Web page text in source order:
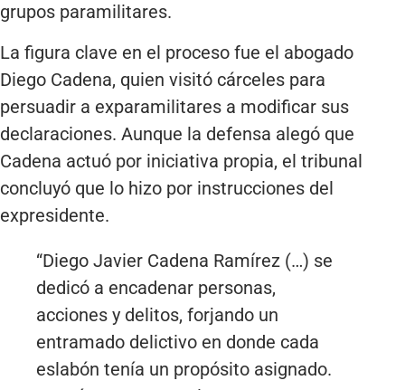
grupos paramilitares.
La figura clave en el proceso fue el abogado
Diego Cadena, quien visitó cárceles para
persuadir a exparamilitares a modificar sus
declaraciones. Aunque la defensa alegó que
Cadena actuó por iniciativa propia, el tribunal
concluyó que lo hizo por instrucciones del
expresidente.
“Diego Javier Cadena Ramírez (…) se
dedicó a encadenar personas,
acciones y delitos, forjando un
entramado delictivo en donde cada
eslabón tenía un propósito asignado.